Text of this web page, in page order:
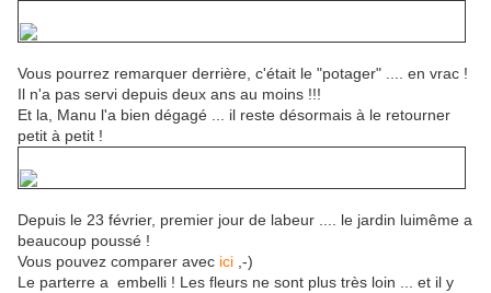
Vous pourrez remarquer derrière, c'était le "potager" .... en vrac !
Il n'a pas servi depuis deux ans au moins !!!
Et la, Manu l'a bien dégagé ... il reste désormais à le retourner
petit à petit !
Depuis le 23 février, premier jour de labeur .... le jardin luimême a
beaucoup poussé !
Vous pouvez comparer avec ici ,-)
Le parterre a embelli ! Les fleurs ne sont plus très loin ... et il y